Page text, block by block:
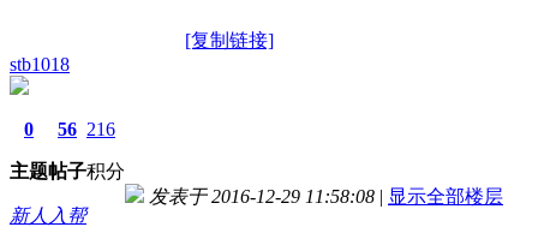
[复制链接]
stb1018
0
主题
56
帖子
216
积分
新人入帮
发表于 2016-12-29 11:58:08 | 显示全部楼层